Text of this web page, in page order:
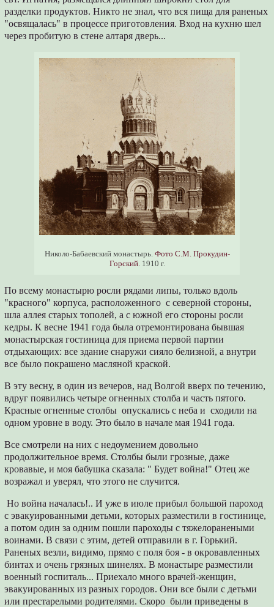
разделки продуктов. Никто не знал, что вся пища для раненых
"освящалась" в процессе приготовления. Вход на кухню шел
через пробитую в стене алтаря дверь...
Николо-Бабаевский монастырь. Фото С.М. Прокудин-
Горский. 1910 г.
По всему монастырю росли рядами липы, только вдоль
"красного" корпуса, расположенного с северной стороны,
шла аллея старых тополей, а с южной его стороны росли
кедры. К весне 1941 года была отремонтирована бывшая
монастырская гостиница для приема первой партии
отдыхающих: все здание снаружи сияло белизной, а внутри
все было покрашено масляной краской.
В эту весну, в один из вечеров, над Волгой вверх по течению,
вдруг появились четыре огненных столба и часть пятого.
Красные огненные столбы опускались с неба и сходили на
одном уровне в воду. Это было в начале мая 1941 года.
Все смотрели на них с недоумением довольно
продолжительное время. Столбы были грозные, даже
кровавые, и моя бабушка сказала: " Будет война!" Отец же
возражал и уверял, что этого не случится.
Но война началась!.. И уже в июле прибыл большой пароход
с эвакуированными детьми, которых разместили в гостинице,
а потом один за одним пошли пароходы с тяжелоранеными
воинами. В связи с этим, детей отправили в г. Горький.
Раненых везли, видимо, прямо с поля боя - в окровавленных
бинтах и очень грязных шинелях. В монастыре разместили
военный госпиталь... Приехало много врачей-женщин,
эвакуированных из разных городов. Они все были с детьми
или престарелыми родителями. Скоро были приведены в